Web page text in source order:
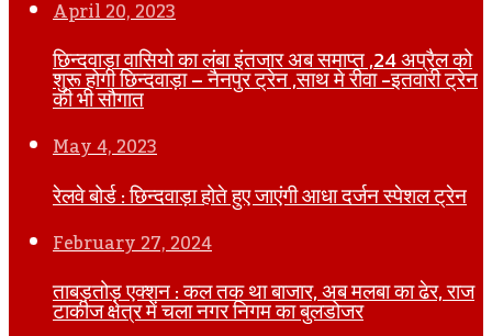
April 20, 2023
छिन्दवाड़ा वासियो का लंबा इंतजार अब समाप्त ,24 अप्रैल को
शुरू होगी छिन्दवाड़ा – नैनपुर ट्रेन ,साथ मे रीवा -इतवारी ट्रेन
की भी सौगात
May 4, 2023
रेलवे बोर्ड : छिन्दवाड़ा होते हुए जाएंगी आधा दर्जन स्पेशल ट्रेन
February 27, 2024
ताबड़तोड़ एक्शन : कल तक था बाजार, अब मलबा का ढेर, राज
टाकीज क्षेत्र में चला नगर निगम का बुलडोजर